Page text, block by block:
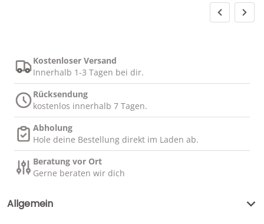
Kostenloser Versand
Innerhalb 1-3 Tagen bei dir.
Rücksendung
kostenlos innerhalb 7 Tagen.
Abholung
Hole deine Bestellung direkt im Laden ab.
Beratung vor Ort
Gerne beraten wir dich
Allgemein